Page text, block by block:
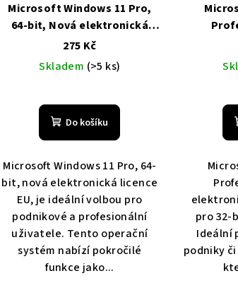
Microsoft Windows 11 Pro,
64-bit, Nová elektronická
licence, EULevně, Doprava
zdarma
275 Kč
Skladem (>5 ks)
Do košíku
Microsoft Windows 11 Pro, 64-
bit, nová elektronická licence
EU, je ideální volbou pro
podnikové a profesionální
uživatele. Tento operační
systém nabízí pokročilé
funkce jako...
32-bit/
pro 32-
Ideální
podniky